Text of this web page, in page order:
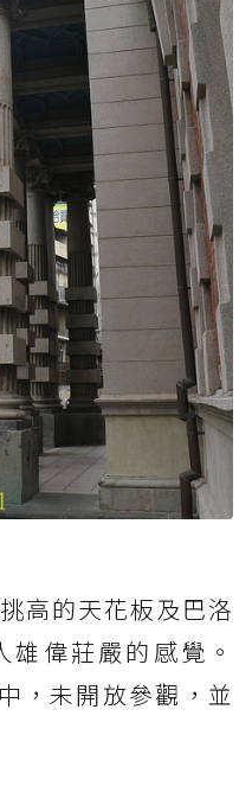
高的天花板及巴洛
偉莊嚴的感覺。
，未開放參觀，並